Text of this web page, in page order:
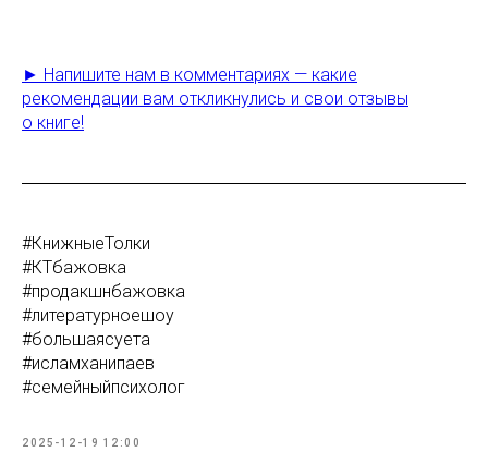
► Напишите нам в комментариях — какие
рекомендации вам откликнулись и свои отзывы
о книге!
#КнижныеТолки
#КТбажовка
#продакшнбажовка
#литературноешоу
#большаясуета
#исламханипаев
#семейныйпсихолог
2025-12-19 12:00